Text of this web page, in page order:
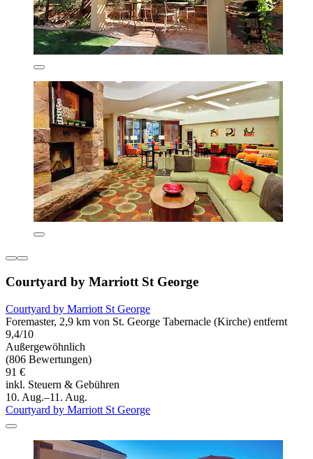
Courtyard by Marriott St George
Courtyard by Marriott St George
Foremaster, 2,9 km von St. George Tabernacle (Kirche) entfernt
9,4/10
Außergewöhnlich
(806 Bewertungen)
91 €
inkl. Steuern & Gebühren
10. Aug.–11. Aug.
Courtyard by Marriott St George